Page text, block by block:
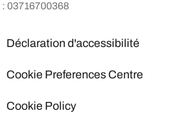
03716700368
Déclaration d'accessibilité
Cookie Preferences Centre
Cookie Policy